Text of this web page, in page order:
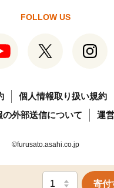
寄付
FOLLOW US
個人情報取り扱い規約
の外部送信について
運
©furusato.asahi.co.jp